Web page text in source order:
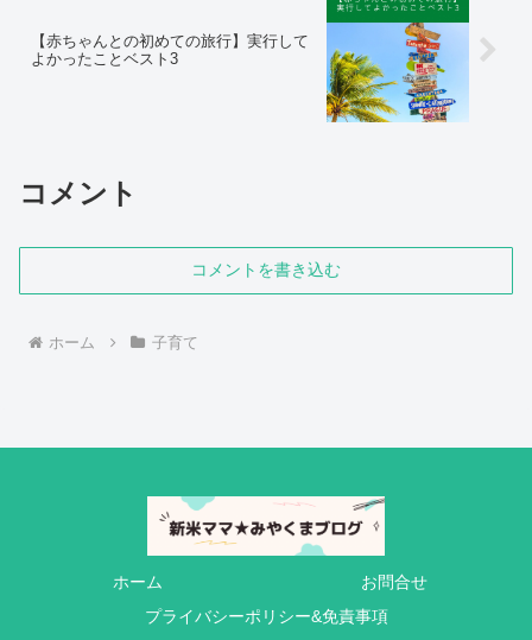
【赤ちゃんとの初めての旅行】実行して
よかったことベスト3
コメント
コメントを書き込む
ホーム 子育て
ホーム
お問合せ
プライバシーポリシー&免責事項